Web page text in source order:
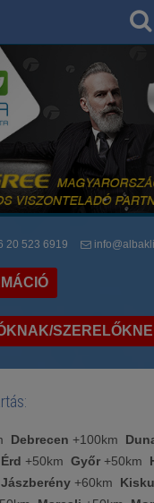
20 523 6919
Debrecen +100km
Érd +50km Győr+50km
Jászberény +60km